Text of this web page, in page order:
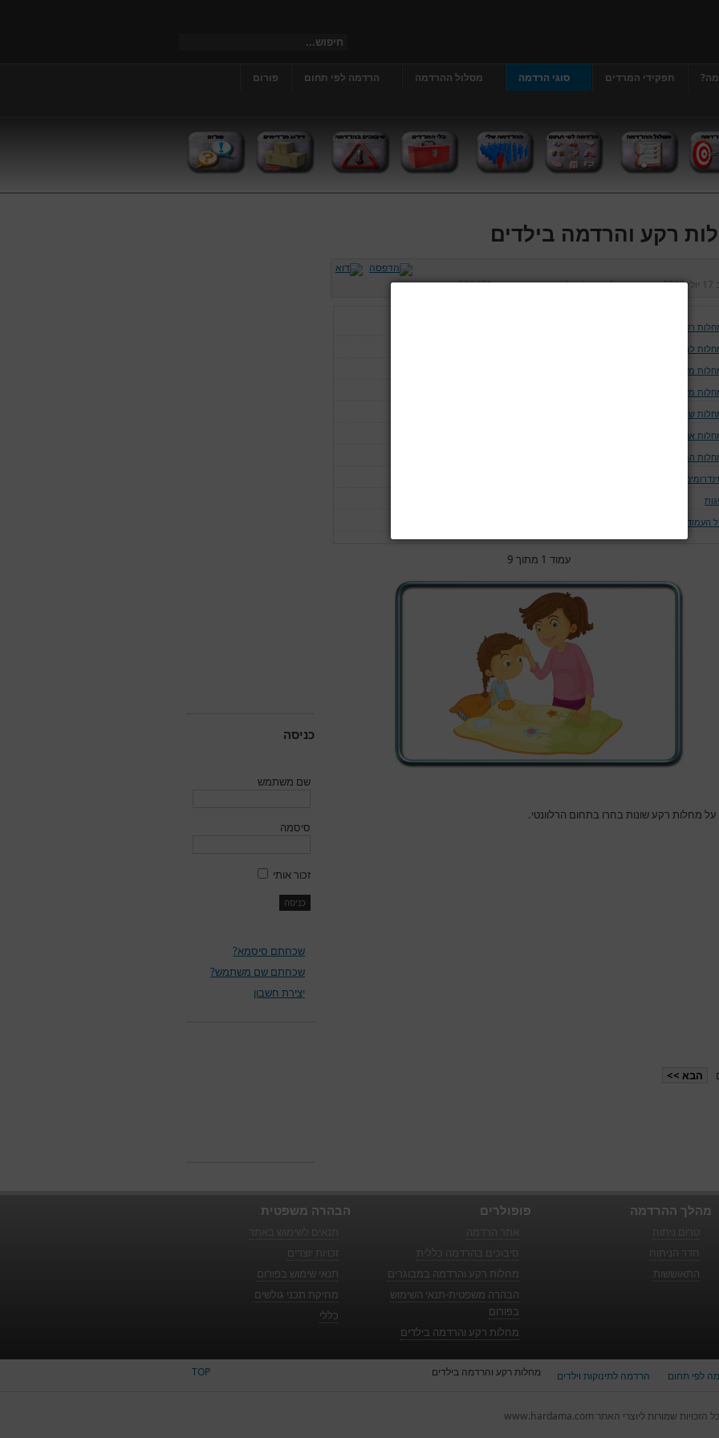
תפקידי המרדים סוגי הרדמה מסלול ההרדמה הרדמה לפי תחום
פורום
רקע והרדמה בילדים
17 יולי 2013 נכתב על ידידר' גרג'י יונתן כניסות:381481
רקע והרדמה בילדים
לב וכלי דם
מערכת הנשימה
מערכת העצבים
שריר
אנדוקריניות
המאטולוגיות
העמודים
עמוד 1 מתוך 9
על מחלות רקע שונות בחרו בתחום הרלוונטי.
הבא >>
כניסה
שם משתמש
סיסמה
זכור אותי
שכחתם סיסמא?
שכחתם שם משתמש?
יצירת חשבון
הבהרה משפטית
זכויות יוצרים
תנאי שימוש בפורום
מחיקת תכני גולשים
כללי
פופולרים
סיבוכים בהרדמה כללית
מחלות רקע והרדמה במבוגרים
הבהרה משפטית-תנאי השימוש
בפורום
מחלות רקע והרדמה בילדים
מהלך ההרדמה
חדר הניתוח
התאוששות
לפי תחום הרדמה לתינוקות וילדים מחלות רקע והרדמה בילדים TOP
כל הזכויות שמורות ליוצרי האתר www.hardama.com